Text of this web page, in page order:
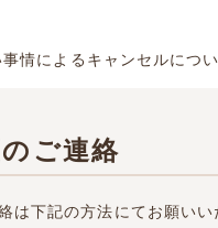
情によるキャンセルにつ
ご連絡
は下記の方法にてお願いい